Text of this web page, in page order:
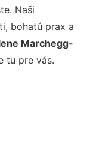
Naši
bohatú prax a
Marchegg-
tu pre vás.